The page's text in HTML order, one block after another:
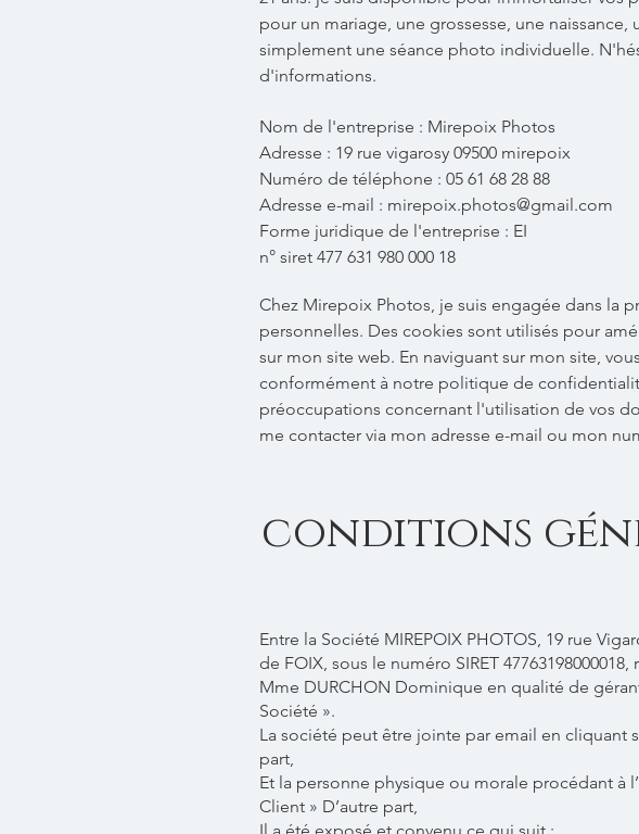
pour un mariage, une grossesse, une
simplement une séance photo individuelle.
d'informations.
Nom de l'entreprise : Mirepoix Photos
Adresse : 19 rue vigarosy 09500 mirepoix
Numéro de téléphone : 05 61 68 28 88
Adresse e-mail : mirepoix.photos@gmail.com
Forme juridique de l'entreprise : EI
n° siret 477 631 980 000 18
Chez Mirepoix Photos, je suis engagée dans la
personnelles. Des cookies sont utilisés pour
sur mon site web. En naviguant sur mon site,
conformément à notre politique de
préoccupations concernant l'utilisation de vos
me contacter via mon adresse e-mail ou mon
conditions
Entre la Société MIREPOIX PHOTOS, 19 rue
de FOIX, sous le numéro SIRET
Mme DURCHON Dominique en qualité de
Société ».
La société peut être jointe par email en cliquant
part,
Et la personne physique ou morale procédant à
Client » D’autre part,
Il a été exposé et convenu ce qui suit :